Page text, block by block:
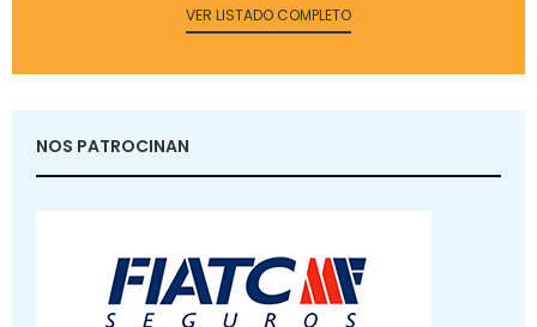
VER LISTADO COMPLETO
NOS PATROCINAN